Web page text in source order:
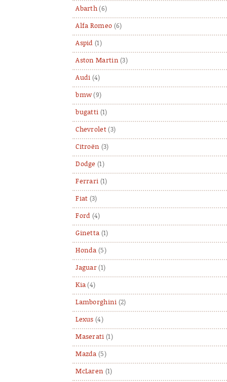
Abarth (6)
Alfa Romeo (6)
Aspid (1)
Aston Martin (3)
Audi (4)
bmw (9)
bugatti (1)
Chevrolet(3)
Citroën (3)
Dodge (1)
Ferrari (1)
Fiat (3)
Ford (4)
Ginetta (1)
Honda (5)
Jaguar (1)
Kia (4)
Lamborghini (2)
Lexus (4)
Maserati (1)
Mazda (5)
McLaren (1)